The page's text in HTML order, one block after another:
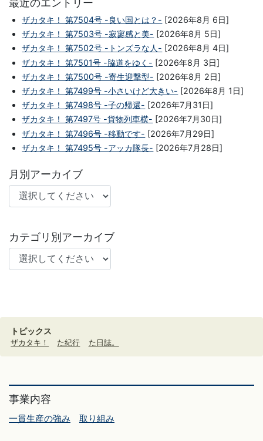
最近のエントリー
ザカタキ！ 第7504号 -良い国とは？- [2026年8月 6日]
ザカタキ！ 第7503号 -寂寥感と美- [2026年8月 5日]
ザカタキ！ 第7502号 -トンズラな人- [2026年8月 4日]
ザカタキ！ 第7501号 -脇道をゆく- [2026年8月 3日]
ザカタキ！ 第7500号 -寄生迎撃型- [2026年8月 2日]
ザカタキ！ 第7499号 -小さいけど大きい- [2026年8月 1日]
ザカタキ！ 第7498号 -子の帰還- [2026年7月31日]
ザカタキ！ 第7497号 -貨物列車横- [2026年7月30日]
ザカタキ！ 第7496号 -移動です- [2026年7月29日]
ザカタキ！ 第7495号 -アッカ隊長- [2026年7月28日]
月別アーカイブ
カテゴリ別アーカイブ
トピックス
ザカタキ！ た紀行 た日誌。
事業内容
一貫生産の強み 取り組み